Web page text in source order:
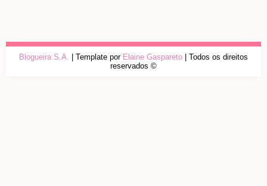
Blogueira S.A. | Template por Elaine Gaspareto | Todos os direitos
reservados ©